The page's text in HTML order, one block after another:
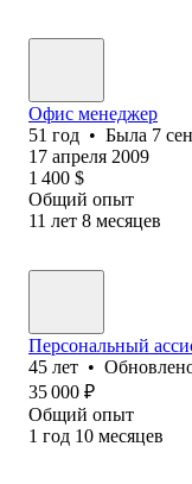
Офис менеджер
51 год • Была 7
17 апреля 2009
1 400 $
Общий опыт
11 лет 8 месяцев
Персональный
45 лет •
35 000 ₽
Общий опыт
1 год 10 месяцев